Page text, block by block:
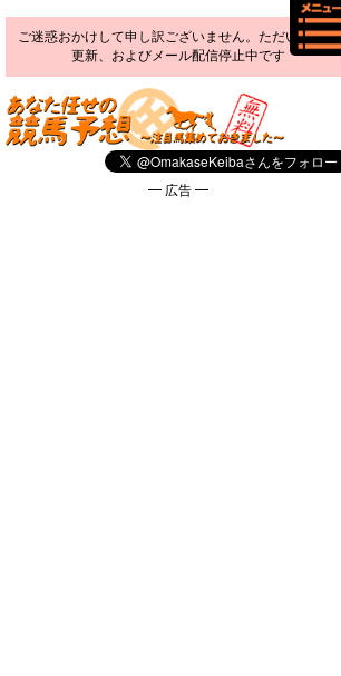
ご迷惑おかけして申し訳ございません。ただいま予想
更新、およびメール配信停止中です
━ 広告 ━